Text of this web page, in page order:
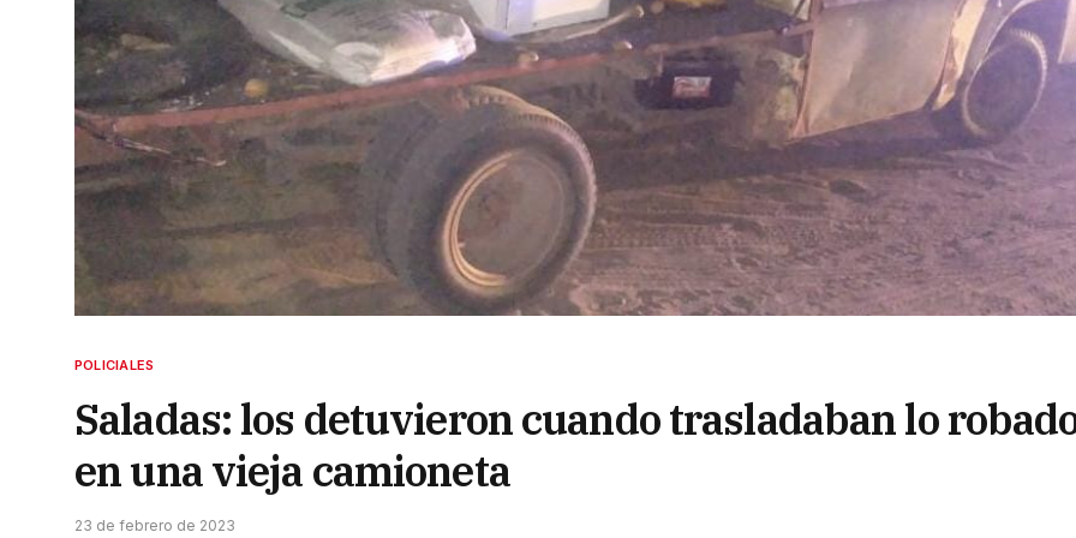
POLICIALES
Saladas: los detuvieron cuando trasladaban lo
en una vieja camioneta
23 de febrero de 2023